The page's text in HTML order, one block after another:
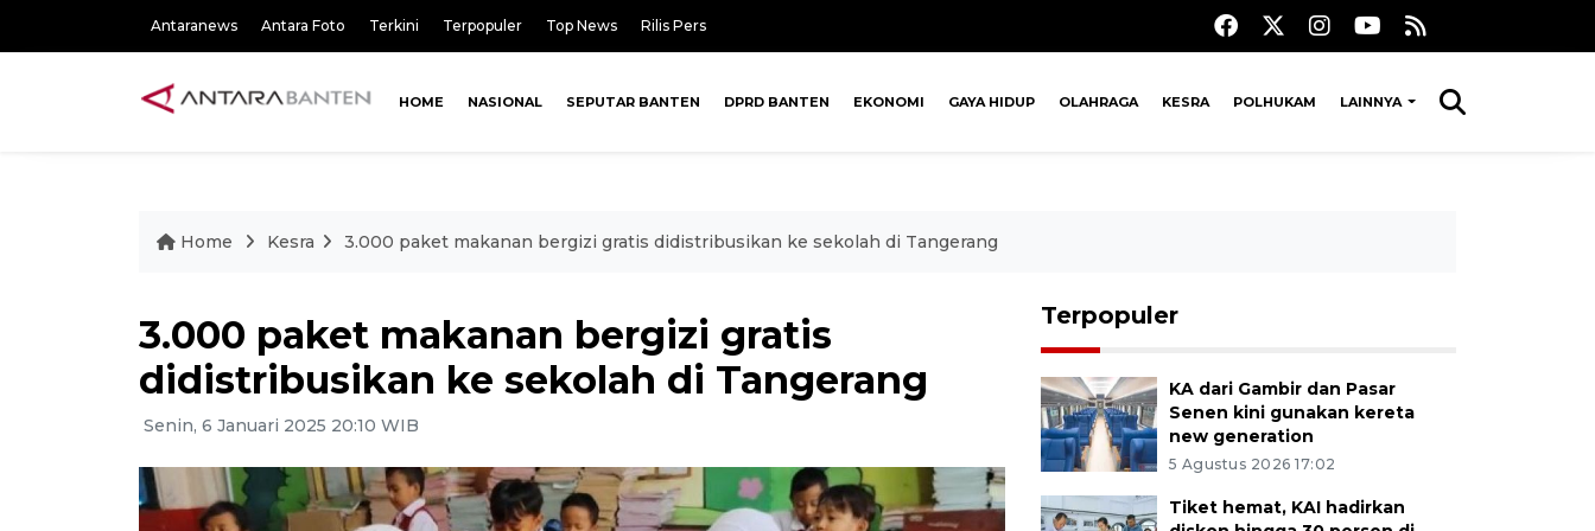
Antaranews Antara Foto Terkini Terpopuler Top News Rilis Pers
HOME NASIONAL SEPUTAR BANTEN DPRD BANTEN EKONOMI GAYA HIDUP OLAHRAGA KESRA POLHUKAM LAINNYA
Home Kesra 3.000 paket makanan bergizi gratis didistribusikan ke sekolah di Tangerang
3.000 paket makanan bergizi gratis
didistribusikan ke sekolah di Tangerang
Senin, 6 Januari 2025 20:10 WIB
Terpopuler
KA dari Gambir dan Pasar
Senen kini gunakan kereta
new generation
5 Agustus 2026 17:02
Tiket hemat, KAI hadirkan